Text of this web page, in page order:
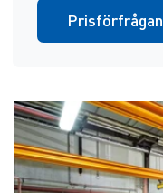
Prisförfrågan